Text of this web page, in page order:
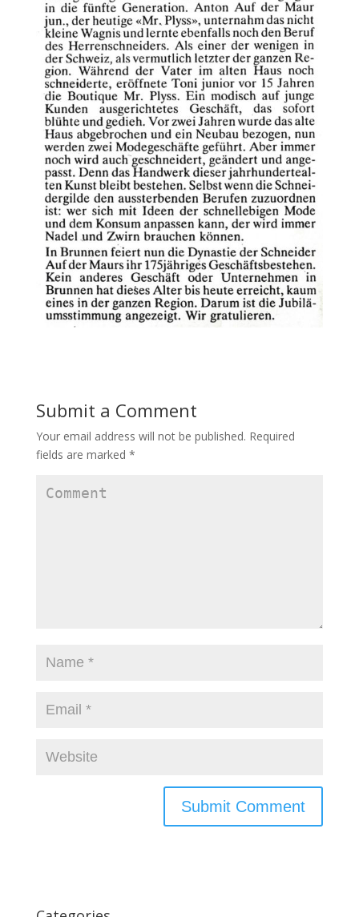
Submit a Comment
Your email address will not be published. Required
fields are marked *